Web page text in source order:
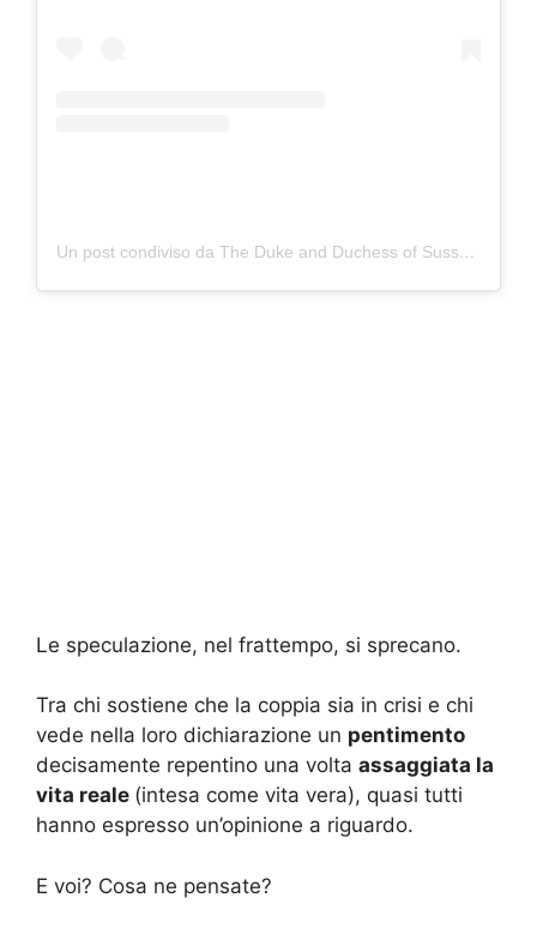
Un post condiviso da The Duke and Duchess of Sussex (@sussexroyal)
Le speculazione, nel frattempo, si sprecano.
Tra chi sostiene che la coppia sia in crisi e chi
vede nella loro dichiarazione un pentimento
decisamente repentino una volta assaggiata la
vita reale (intesa come vita vera), quasi tutti
hanno espresso un’opinione a riguardo.
E voi? Cosa ne pensate?